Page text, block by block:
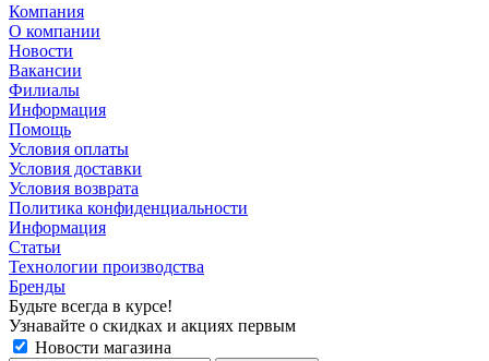
Компания
О компании
Новости
Вакансии
Филиалы
Информация
Помощь
Условия оплаты
Условия доставки
Условия возврата
Политика конфиденциальности
Информация
Статьи
Технологии производства
Бренды
Будьте всегда в курсе!
Узнавайте о скидках и акциях первым
Новости магазина